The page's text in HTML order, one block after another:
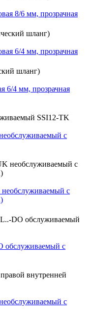
8/6 мм, прозрачная
6/4 мм, прозрачная
6/4 мм, прозрачная
с
с
обслуживаемый с
с